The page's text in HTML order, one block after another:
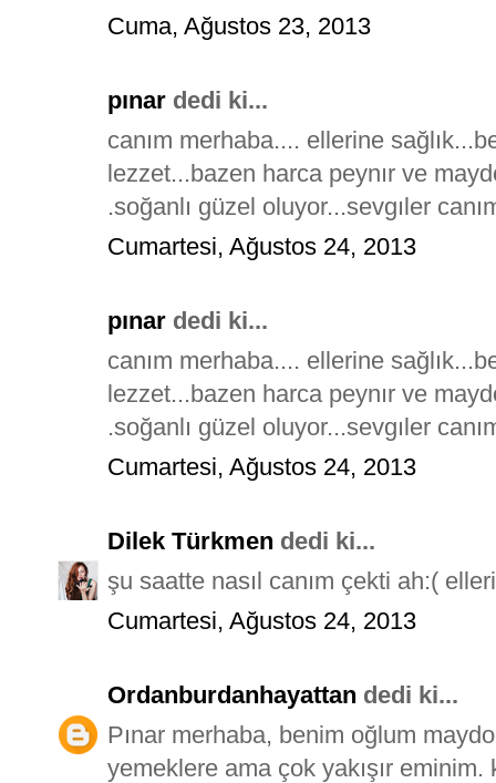
Cuma, Ağustos 23, 2013
pınar dedi ki...
canım merhaba.... ellerine
lezzet...bazen harca peynır ve
.soğanlı güzel oluyor...sevgıler
Cumartesi, Ağustos 24, 2013
pınar dedi ki...
canım merhaba.... ellerine
lezzet...bazen harca peynır ve
.soğanlı güzel oluyor...sevgıler
Cumartesi, Ağustos 24, 2013
Dilek Türkmen dedi ki...
şu saatte nasıl canım çekti ah:(
Cumartesi, Ağustos 24, 2013
Ordanburdanhayattan dedi ki...
Pınar merhaba, benim oğlum
yemeklere ama çok yakışır